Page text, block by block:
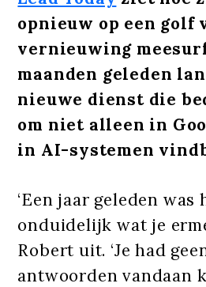
opnieuw op een golf
vernieuwing
maanden geleden
nieuwe dienst die
om niet alleen in
in AI-systemen
‘Een jaar geleden was
onduidelijk wat je
Robert uit. ‘Je had
antwoorden vandaan